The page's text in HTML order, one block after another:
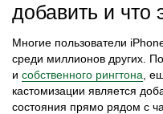
добавить и что
Многие пользователи
среди миллионов других.
и собственного рингтона ,
кастомизации является
состояния прямо рядом с